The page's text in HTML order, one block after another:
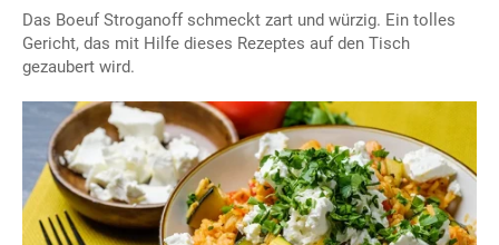
Das Boeuf Stroganoff schmeckt zart und würzig. Ein tolles
Gericht, das mit Hilfe dieses Rezeptes auf den Tisch
gezaubert wird.